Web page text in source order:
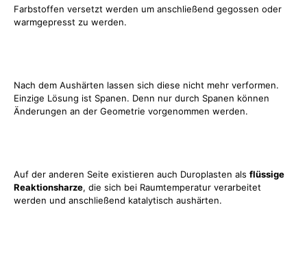
Farbstoffen versetzt werden um anschließend gegossen oder
warmgepresst zu werden.
Nach dem Aushärten lassen sich diese nicht mehr verformen.
Einzige Lösung ist Spanen. Denn nur durch Spanen können
Änderungen an der Geometrie vorgenommen werden.
Auf der anderen Seite existieren auch Duroplasten als flüssige
Reaktionsharze, die sich bei Raumtemperatur verarbeitet
werden und anschließend katalytisch aushärten.